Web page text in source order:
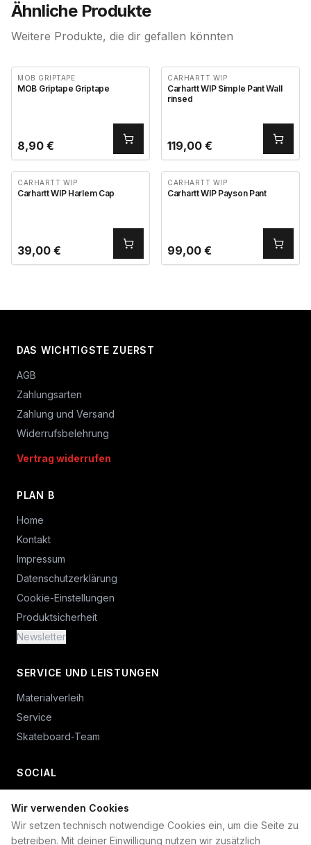
Wir verwenden Cookies
Wir setzen technisch notwendige Cookies ein, um die Seite zu
betreiben. Mit deiner Einwilligung nutzen wir zusätzlich
Ähnliche Produkte
Weitere Produkte, die dir gefallen könnten
MOB GRIPTAPE
MOB Griptape Griptape
8,90 €
CARHARTT WIP
Carhartt WIP Simple Pant Wall
rinsed
119,00 €
CARHARTT WIP
Carhartt WIP Harlem Cap
39,00 €
CARHARTT WIP
Carhartt WIP Payson Pant
99,00 €
DAS WICHTIGSTE ZUERST
AGB
Zahlungsarten
Zahlung und Versand
Widerrufsbelehrung
Vertrag widerrufen
PLAN B
Home
Kontakt
Impressum
Datenschutzerklärung
Cookie-Einstellungen
Produktsicherheit
Newsletter
SERVICE UND LEISTUNGEN
Materialverleih
Service
Skateboard-Team
SOCIAL
+49 234 687 00 38
shop@plan-b-funsport.de